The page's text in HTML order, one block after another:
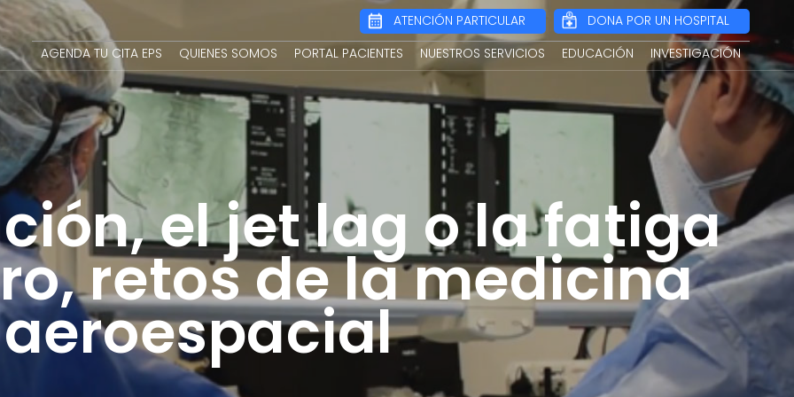
Main
navigation
ATENCIÓN PARTICULAR
DONA POR UN HOSPITAL
AGENDA TU CITA EPS
QUIENES SOMOS PORTAL PACIENTES NUESTROS SERVICIOS EDUCACIÓN INVESTIGACIÓN
el jet lag o la fatiga
retos de la medicina
aeroespacial